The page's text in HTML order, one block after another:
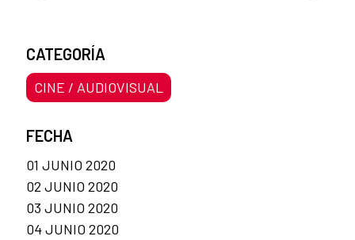
CATEGORÍA
CINE / AUDIOVISUAL
FECHA
01 JUNIO 2020
02 JUNIO 2020
03 JUNIO 2020
04 JUNIO 2020